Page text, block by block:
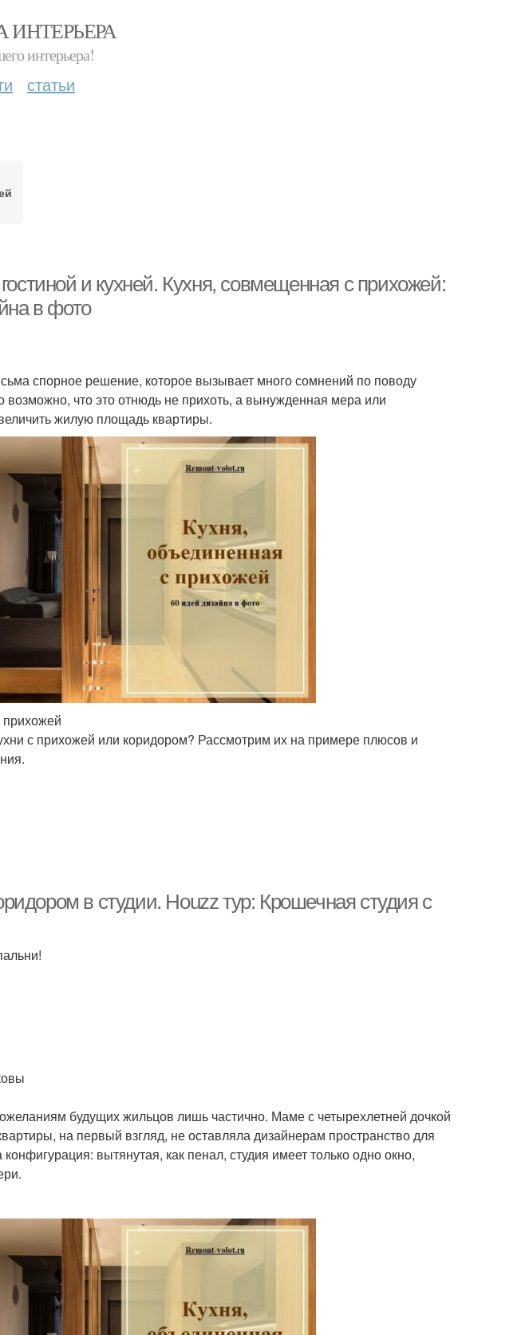
интерьера!
статьи
и кухней. Кухня, совмещенная с прихожей:
в фото
спорное решение, которое вызывает много сомнений по поводу
возможно, что это отнюдь не прихоть, а вынужденная мера или
жилую площадь квартиры.
с прихожей или коридором? Рассмотрим их на примере плюсов и
в студии. Houzz тур: Крошечная студия с
будущих жильцов лишь частично. Маме с четырехлетней дочкой
на первый взгляд, не оставляла дизайнерам пространство для
вытянутая, как пенал, студия имеет только одно окно,